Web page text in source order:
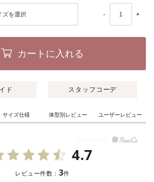
- +
カートに入れる
ド スタッフコーデ
サイズ仕様 体型別レビュー ユーザーレビュー
4.7
レビュー件数： 3件